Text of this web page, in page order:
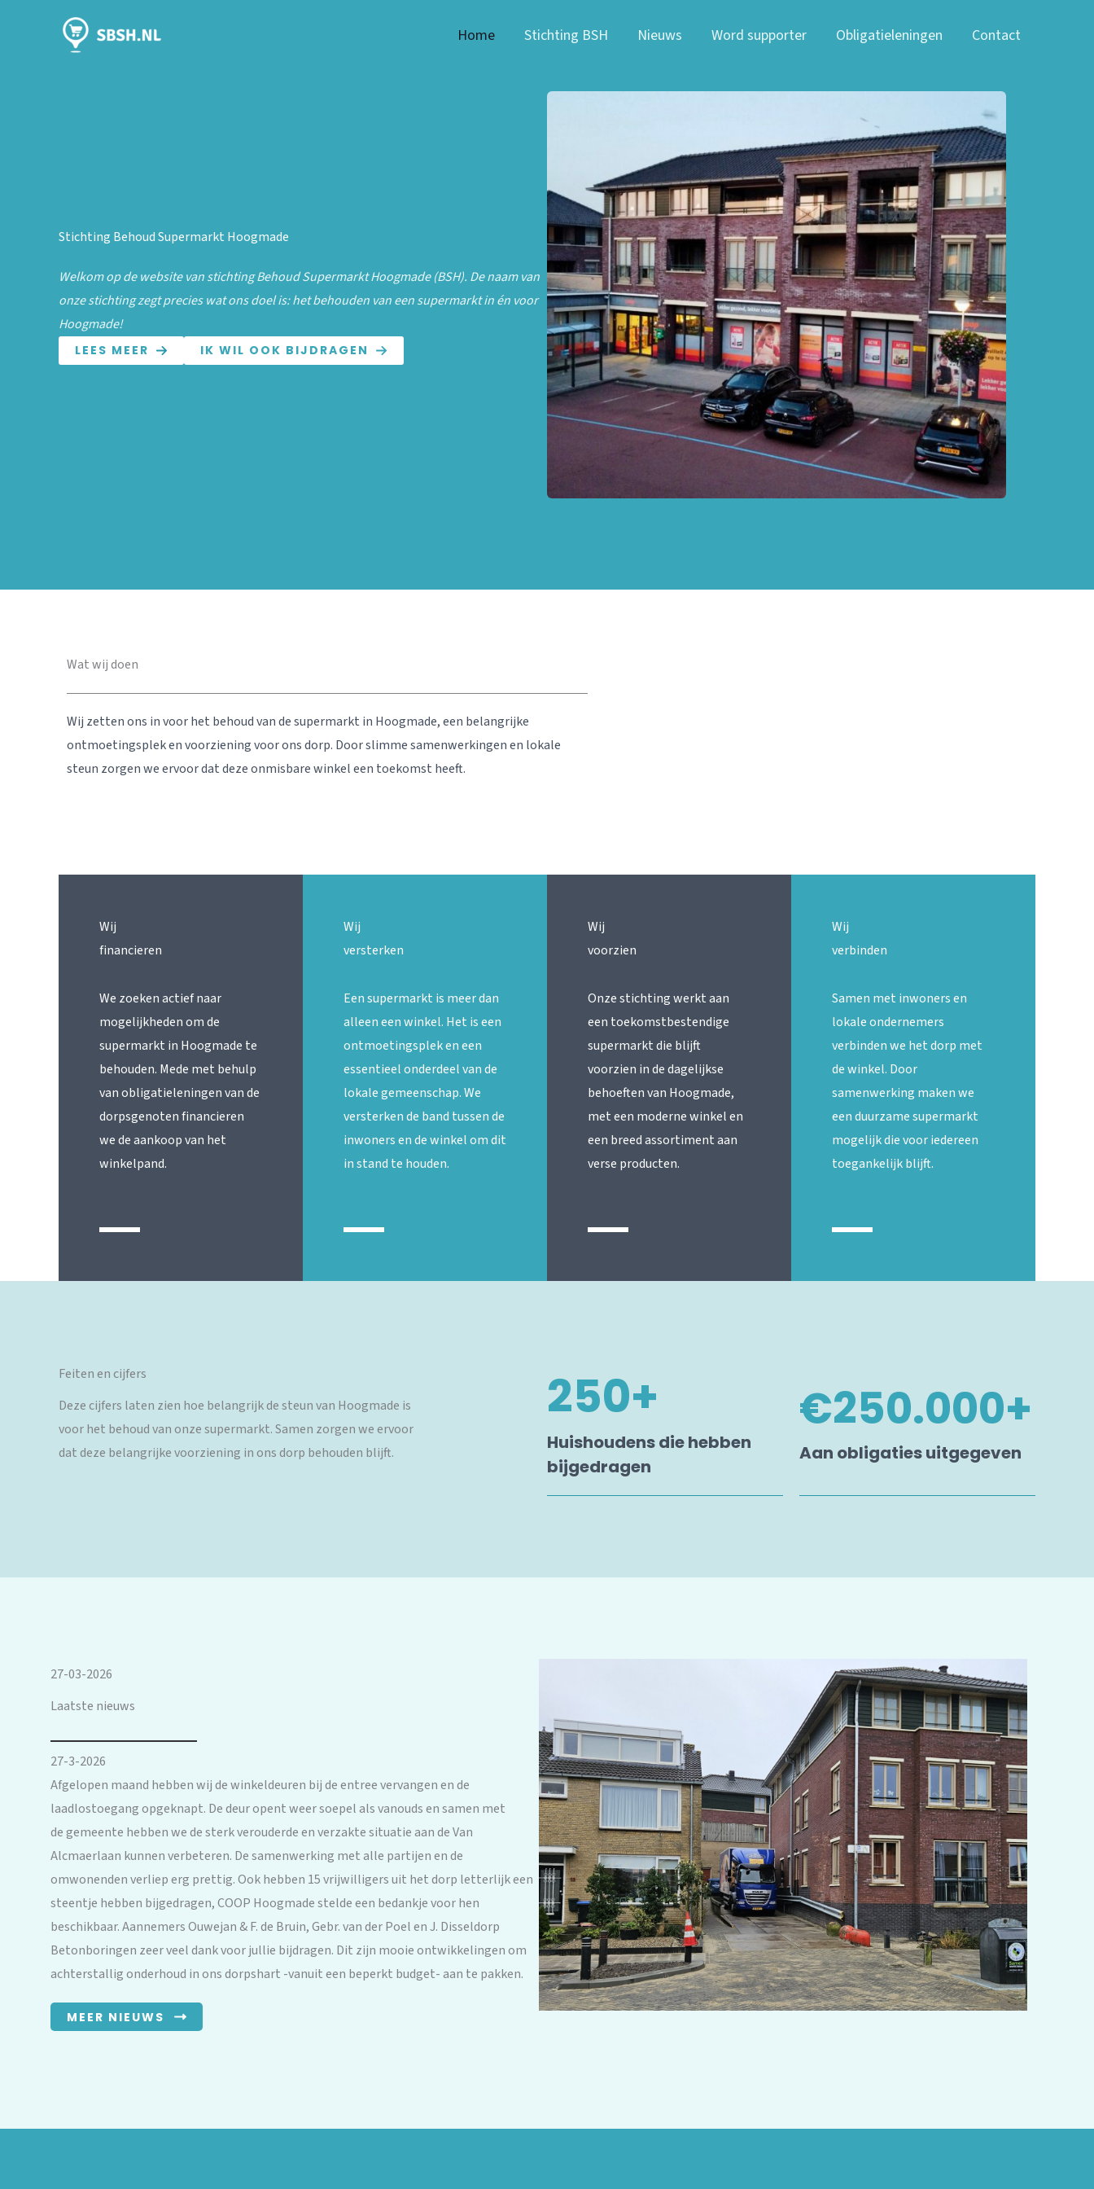
Home Stichting BSH Nieuws Word supporter Obligatieleningen Contact
Stichting Behoud Supermarkt Hoogmade
Welkom op de website van stichting Behoud Supermarkt Hoogmade (BSH). De naam van
onze stichting zegt precies wat ons doel is: het behouden van een supermarkt in én voor
Hoogmade!
LEES MEER IK WIL OOK BIJDRAGEN
Wat wij doen
Wij zetten ons in voor het behoud van de supermarkt in Hoogmade, een belangrijke
ontmoetingsplek en voorziening voor ons dorp. Door slimme samenwerkingen en lokale
steun zorgen we ervoor dat deze onmisbare winkel een toekomst heeft.
Wij
financieren
We zoeken actief naar
mogelijkheden om de
supermarkt in Hoogmade te
behouden. Mede met behulp
van obligatieleningen van de
dorpsgenoten financieren
we de aankoop van het
winkelpand.
Wij
versterken
Een supermarkt is meer dan
alleen een winkel. Het is een
ontmoetingsplek en een
essentieel onderdeel van de
lokale gemeenschap. We
versterken de band tussen de
inwoners en de winkel om dit
in stand te houden.
Wij
voorzien
Onze stichting werkt aan
een toekomstbestendige
supermarkt die blijft
voorzien in de dagelijkse
behoeften van Hoogmade,
met een moderne winkel en
een breed assortiment aan
verse producten.
Wij
verbinden
Samen met inwoners en
lokale ondernemers
verbinden we het dorp met
de winkel. Door
samenwerking maken we
een duurzame supermarkt
mogelijk die voor iedereen
toegankelijk blijft.
Feiten en cijfers
Deze cijfers laten zien hoe belangrijk de steun van Hoogmade is
voor het behoud van onze supermarkt. Samen zorgen we ervoor
dat deze belangrijke voorziening in ons dorp behouden blijft.
250+
Huishoudens die hebben
bijgedragen
€250.000+
Aan obligaties uitgegeven
27-03-2026
Laatste nieuws
27-3-2026
Afgelopen maand hebben wij de winkeldeuren bij de entree vervangen en de
laadlostoegang opgeknapt. De deur opent weer soepel als vanouds en samen met
de gemeente hebben we de sterk verouderde en verzakte situatie aan de Van
Alcmaerlaan kunnen verbeteren. De samenwerking met alle partijen en de
omwonenden verliep erg prettig. Ook hebben 15 vrijwilligers uit het dorp letterlijk een
steentje hebben bijgedragen, COOP Hoogmade stelde een bedankje voor hen
beschikbaar. Aannemers Ouwejan & F. de Bruin, Gebr. van der Poel en J. Disseldorp
Betonboringen zeer veel dank voor jullie bijdragen. Dit zijn mooie ontwikkelingen om
achterstallig onderhoud in ons dorpshart -vanuit een beperkt budget- aan te pakken.
MEER NIEUWS